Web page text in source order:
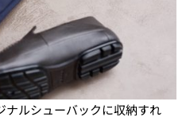
ルシューバックに収納すれ